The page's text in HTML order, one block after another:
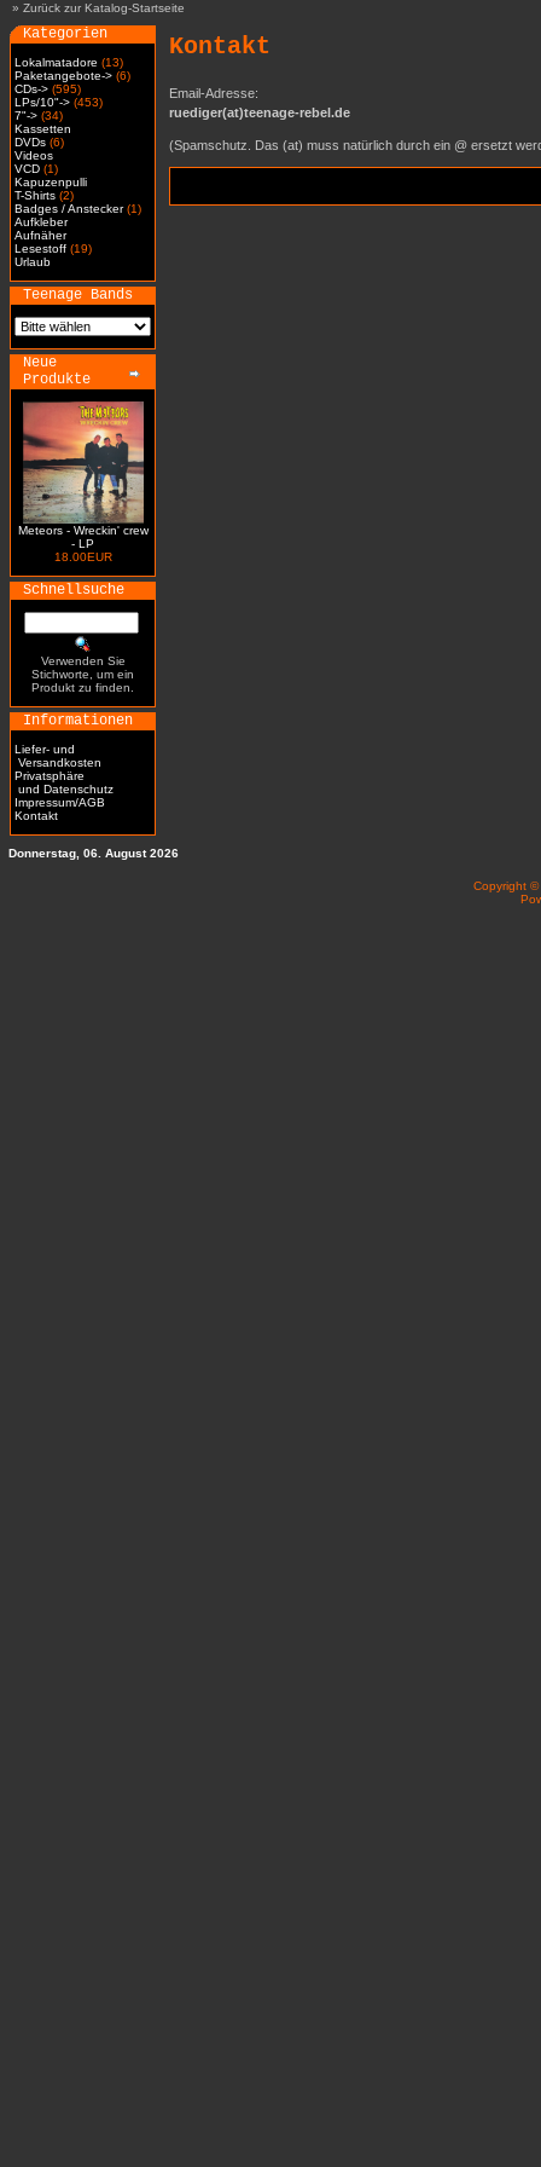
» Zurück zur Katalog-Startseite
Kategorien
Lokalmatadore (13)
Paketangebote-> (6)
CDs-> (595)
LPs/10"-> (453)
7"-> (34)
Kassetten
DVDs (6)
Videos
VCD (1)
Kapuzenpulli
T-Shirts (2)
Badges / Anstecker(1)
Aufkleber
Aufnäher
Lesestoff (19)
Urlaub
Teenage Bands
Neue
Produkte
Meteors - Wreckin' crew
- LP
18.00EUR
Schnellsuche
Verwenden Sie
Stichworte, um ein
Produkt zu finden.
Informationen
Liefer- und
Versandkosten
Privatsphäre
und Datenschutz
Impressum/AGB
Kontakt
Kontakt
Email-Adresse:
ruediger(at)teenage-rebel.de
(Spamschutz. Das (at) muss natürlich durch ein @ ersetzt
Donnerstag, 06. August 2026
Copyright